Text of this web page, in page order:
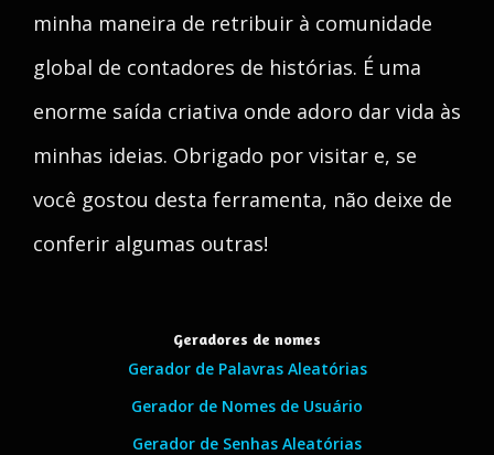
minha maneira de retribuir à comunidade
global de contadores de histórias. É uma
enorme saída criativa onde adoro dar vida às
minhas ideias. Obrigado por visitar e, se
você gostou desta ferramenta, não deixe de
conferir algumas outras!
Geradores de nomes
Gerador de Palavras Aleatórias
Gerador de Nomes de Usuário
Gerador de Senhas Aleatórias